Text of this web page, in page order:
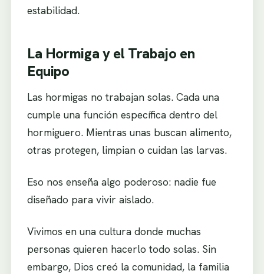
estabilidad.
La Hormiga y el Trabajo en
Equipo
Las hormigas no trabajan solas. Cada una
cumple una función específica dentro del
hormiguero. Mientras unas buscan alimento,
otras protegen, limpian o cuidan las larvas.
Eso nos enseña algo poderoso: nadie fue
diseñado para vivir aislado.
Vivimos en una cultura donde muchas
personas quieren hacerlo todo solas. Sin
embargo, Dios creó la comunidad, la familia